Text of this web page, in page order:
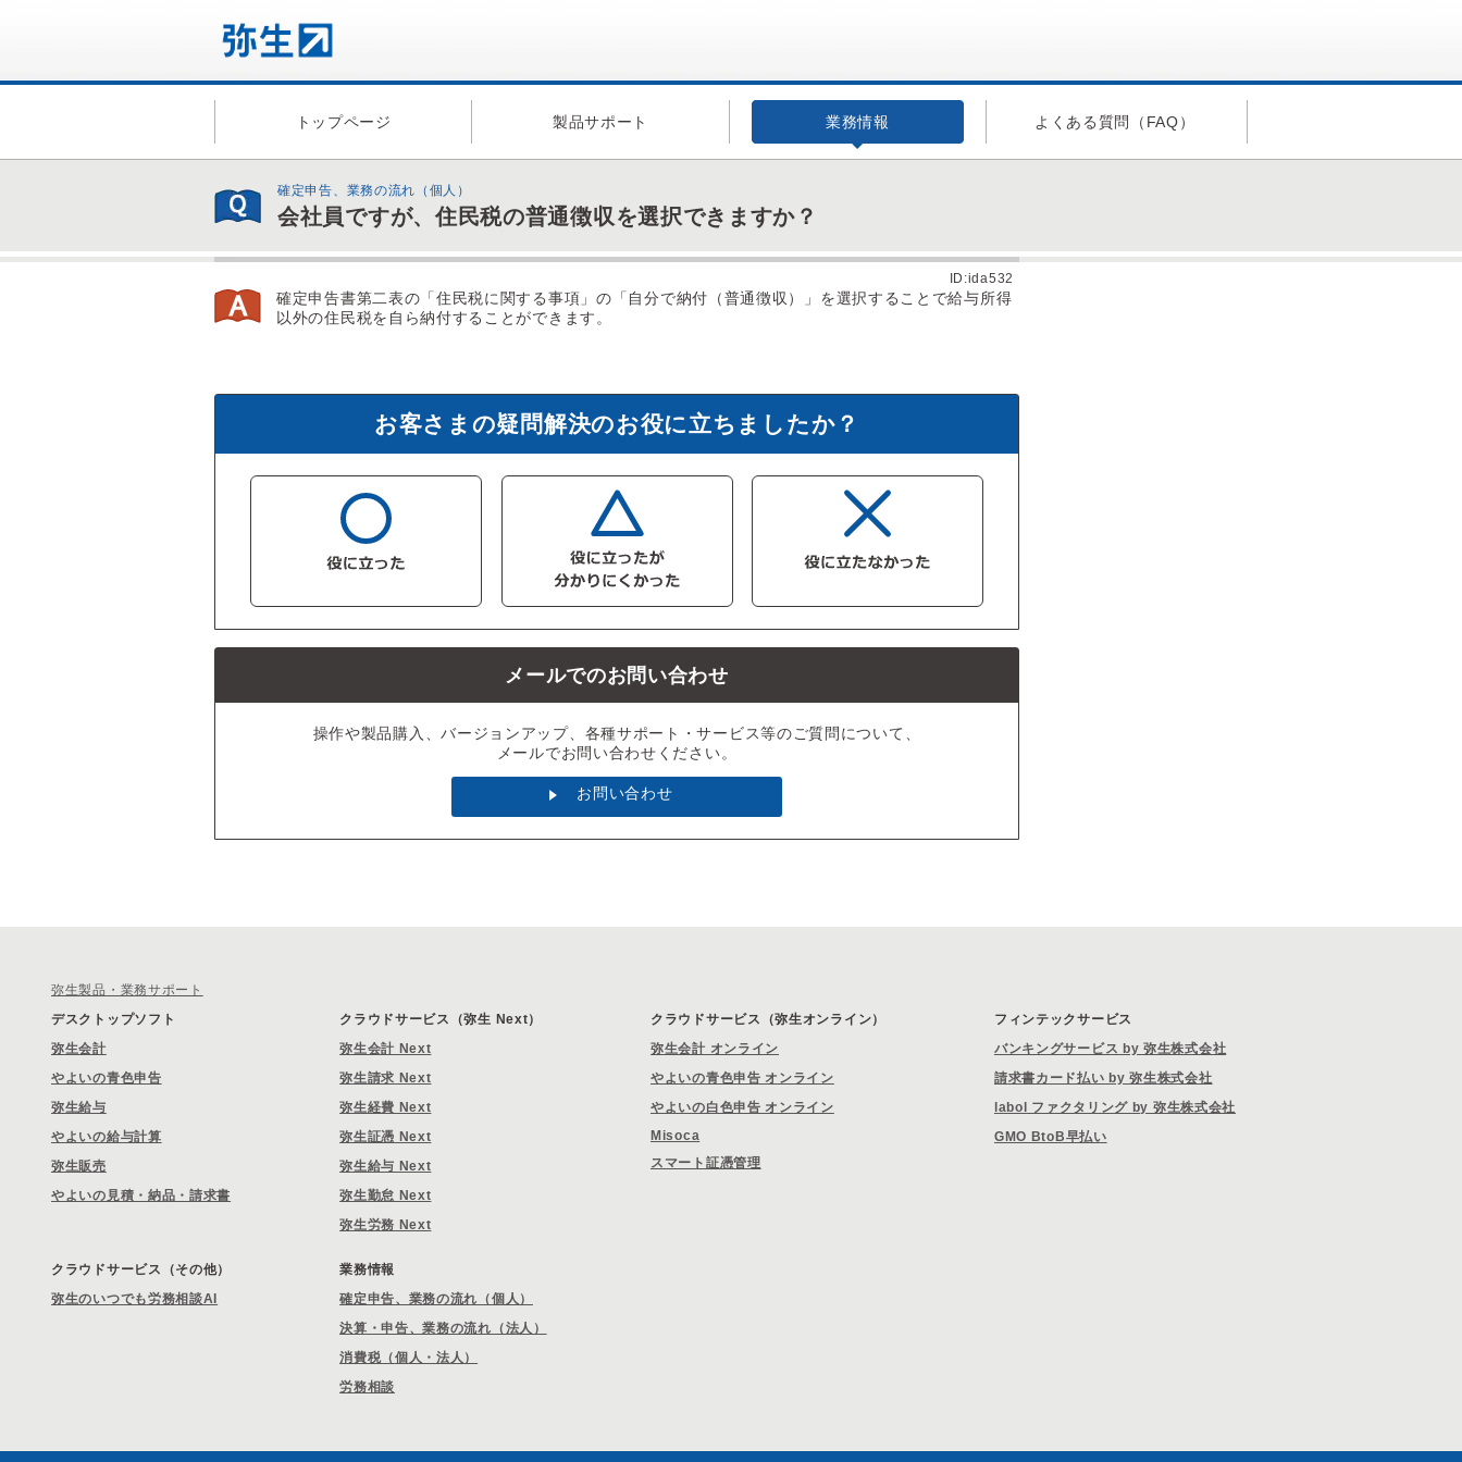
トップページ 製品サポート 業務情報 よくある質問（FAQ）
確定申告、業務の流れ（個人）
会社員ですが、住民税の普通徴収を選択できますか？
ID:ida532
確定申告書第二表の「住民税に関する事項」の「自分で納付（普通徴収）」を選択することで給与所得
以外の住民税を自ら納付することができます。
お客さまの疑問解決のお役に立ちましたか？
メールでのお問い合わせ
操作や製品購入、バージョンアップ、各種サポート・サービス等のご質問について、
メールでお問い合わせください。
お問い合わせ
弥生製品・業務サポート
デスクトップソフト
弥生会計
やよいの青色申告
弥生給与
やよいの給与計算
弥生販売
やよいの見積・納品・請求書
クラウドサービス（弥生 Next）
弥生会計 Next
弥生請求 Next
弥生経費 Next
弥生証憑 Next
弥生給与 Next
弥生勤怠 Next
弥生労務 Next
クラウドサービス（弥生オンライン）
弥生会計 オンライン
やよいの青色申告 オンライン
やよいの白色申告 オンライン
Misoca
スマート証憑管理
フィンテックサービス
バンキングサービス by 弥生株式会社
請求書カード払い by 弥生株式会社
labol ファクタリング by 弥生株式会社
GMO BtoB早払い
クラウドサービス（その他）
弥生のいつでも労務相談AI
業務情報
確定申告、業務の流れ（個人）
決算・申告、業務の流れ（法人）
消費税（個人・法人）
労務相談